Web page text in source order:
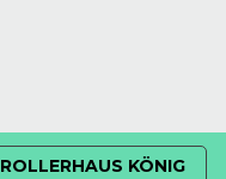
ROLLERHAUS KÖNIG